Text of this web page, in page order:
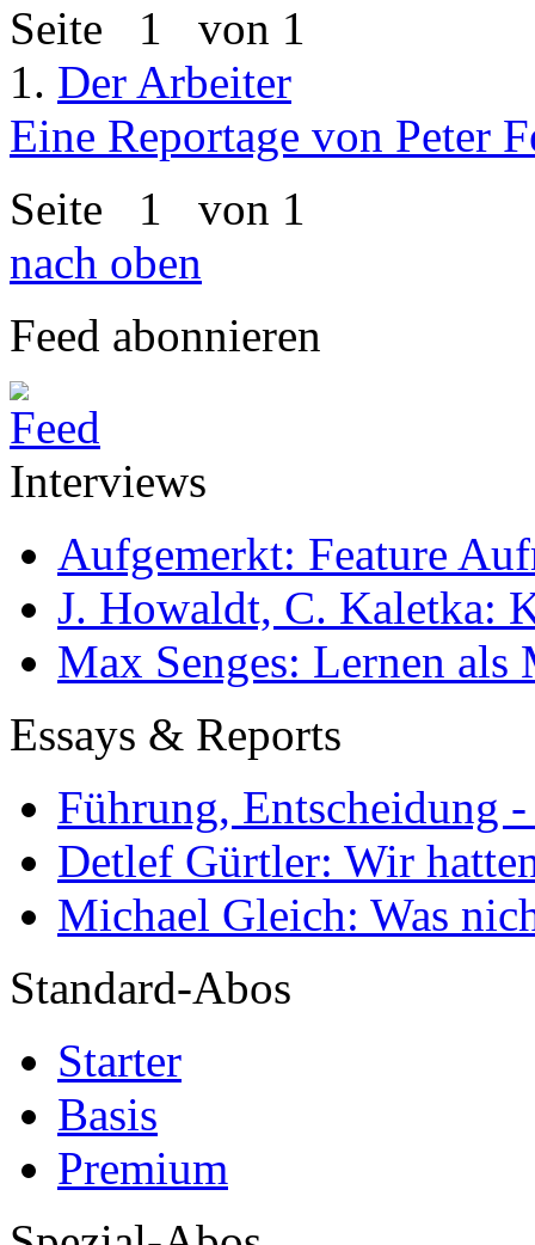
Seite 1 von 1
1. Der Arbeiter
Eine Reportage von Peter
Seite 1 von 1
nach oben
Feed abonnieren
Interviews
Aufgemerkt: Feature
J. Howaldt, C. Kaletka:
Max Senges: Lernen als
Essays & Reports
Führung, Entscheidung
Detlef Gürtler: Wir
Michael Gleich: Was
Standard-Abos
Starter
Basis
Premium